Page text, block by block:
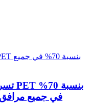
في جميع مرافق